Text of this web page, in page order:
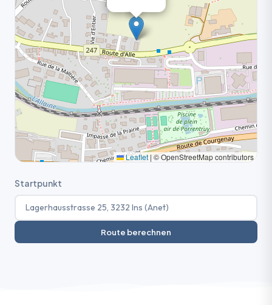
Leaflet|© OpenStreetMap contributors
Startpunkt
Route berechnen